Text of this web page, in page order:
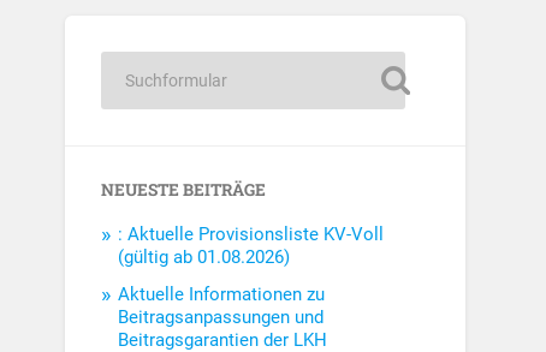
NEUESTE BEITRÄGE
: Aktuelle Provisionsliste KV-Voll
(gültig ab 01.08.2026)
Aktuelle Informationen zu
Beitragsanpassungen und
Beitragsgarantien der LKH